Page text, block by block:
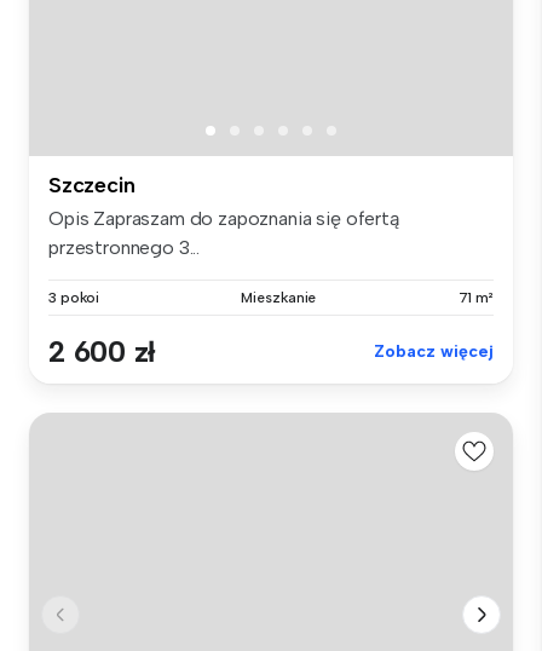
Szczecin
Opis Zapraszam do zapoznania się ofertą
przestronnego 3...
3 pokoi Mieszkanie 71 m²
2 600 zł Zobacz więcej